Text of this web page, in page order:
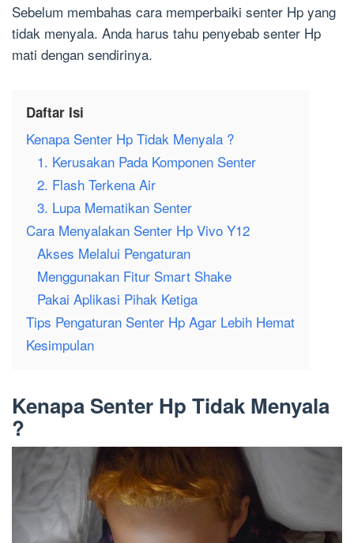
Sebelum membahas cara memperbaiki senter Hp yang
tidak menyala. Anda harus tahu penyebab senter Hp
mati dengan sendirinya.
Daftar Isi
Kenapa Senter Hp Tidak Menyala ?
1. Kerusakan Pada Komponen Senter
2. Flash Terkena Air
3. Lupa Mematikan Senter
Cara Menyalakan Senter Hp Vivo Y12
Akses Melalui Pengaturan
Menggunakan Fitur Smart Shake
Pakai Aplikasi Pihak Ketiga
Tips Pengaturan Senter Hp Agar Lebih Hemat
Kesimpulan
Kenapa Senter Hp Tidak Menyala
?